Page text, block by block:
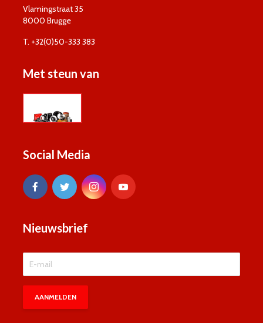
Vlamingstraat 35
8000 Brugge
T. +32(0)50-333 383
Met steun van
Social Media
Nieuwsbrief